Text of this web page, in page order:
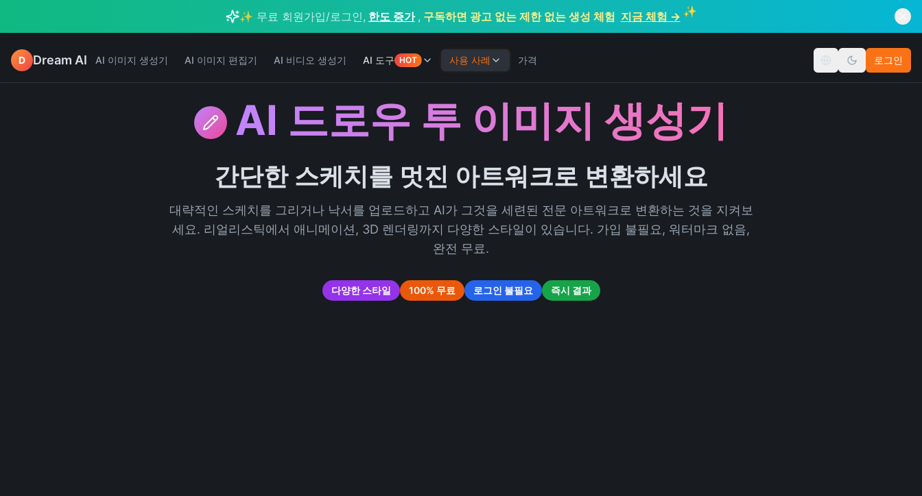
✨ 무료 회원가입/로그인, 한도 증가 , 구독하면 광고 없는 제한 없는 생성 체험 지금 체험 → ✨
D Dream AI AI 이미지 생성기 AI 이미지 편집기 AI 비디오 생성기 AI 도구 HOT 사용 사례 가격 언어 변경 로그인
AI 드로우 투 이미지 생성기
간단한 스케치를 멋진 아트워크로 변환하세요
대략적인 스케치를 그리거나 낙서를 업로드하고 AI가 그것을 세련된 전문 아트워크로 변환하는 것을 지켜보
세요. 리얼리스틱에서 애니메이션, 3D 렌더링까지 다양한 스타일이 있습니다. 가입 불필요, 워터마크 없음,
완전 무료.
다양한 스타일 100% 무료 로그인 불필요 즉시 결과